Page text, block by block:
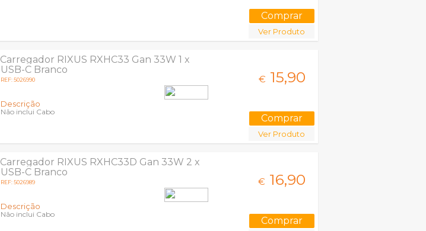
Ver Produto
Carregador RIXUS RXHC33 Gan 33W 1 x
USB-C Branco
REF: 5026990
Descrição
Não inclui Cabo
€ 15,90
Ver Produto
Carregador RIXUS RXHC33D Gan 33W 2 x
USB-C Branco
REF: 5026989
Descrição
Não inclui Cabo
€ 16,90